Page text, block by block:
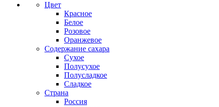
Цвет
Красное
Белое
Розовое
Оранжевое
Содержание сахара
Сухое
Полусухое
Полусладкое
Сладкое
Страна
Россия